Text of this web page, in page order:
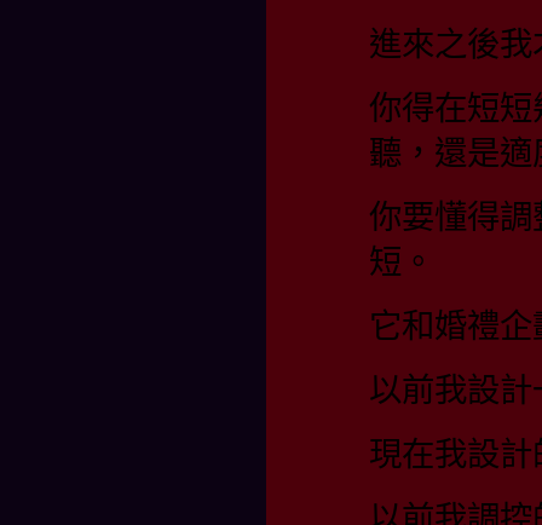
進來之後
你得在短
聽，還是
你要懂得
短。
它和婚禮
以前我設
現在我設